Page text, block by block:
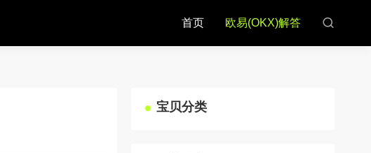
首页 欧易(OKX)解答
宝贝分类